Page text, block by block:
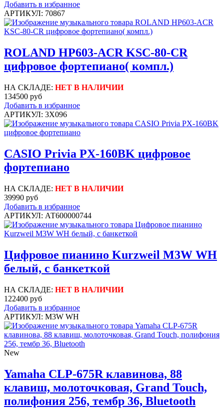
Добавить в избранное
АРТИКУЛ: 70867
ROLAND HP603-ACR KSC-80-CR
цифровое фортепиано( компл.)
НА СКЛАДЕ: НЕТ В НАЛИЧИИ
134500 руб
Добавить в избранное
АРТИКУЛ: 3X096
CASIO Privia PX-160BK цифровое
фортепиано
НА СКЛАДЕ: НЕТ В НАЛИЧИИ
39990 руб
Добавить в избранное
АРТИКУЛ: АТ600000744
Цифровое пианино Kurzweil M3W WH
белый, с банкеткой
НА СКЛАДЕ: НЕТ В НАЛИЧИИ
122400 руб
Добавить в избранное
АРТИКУЛ: M3W WH
New
Yamaha CLP-675R клавинова, 88
клавиш, молоточковая, Grand Touch,
полифония 256, тембр 36, Bluetooth